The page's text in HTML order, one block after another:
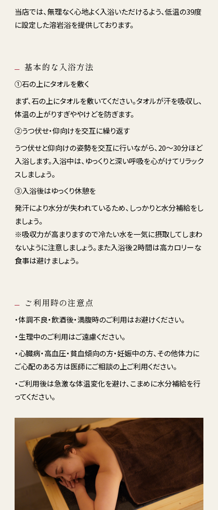
当店では、無理なく心地よく入浴いただけるよう、低温の39度
に設定した溶岩浴を提供しております。
基本的な入浴方法
①石の上にタオルを敷く
まず、石の上にタオルを敷いてください。タオルが汗を吸収し、
体温の上がりすぎややけどを防ぎます。
②うつ伏せ・仰向けを交互に繰り返す
うつ伏せと仰向けの姿勢を交互に行いながら、20〜30分ほど
入浴します。入浴中は、ゆっくりと深い呼吸を心がけてリラック
スしましょう。
③入浴後はゆっくり休憩を
発汗により水分が失われているため、しっかりと水分補給をし
ましょう。
※吸収力が高まりますので冷たい水を一気に摂取してしまわ
ないように注意しましょう。また入浴後２時間は高カロリーな
食事は避けましょう。
ご利用時の注意点
・体調不良・飲酒後・満腹時のご利用はお避けください。
・生理中のご利用はご遠慮ください。
・心臓病・高血圧・貧血傾向の方・妊娠中の方、その他体力に
ご心配のある方は医師にご相談の上ご利用ください。
・ご利用後は急激な体温変化を避け、こまめに水分補給を行
ってください。